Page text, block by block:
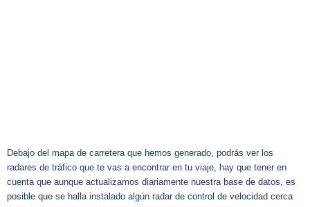
Debajo del mapa de carretera que hemos generado, podrás ver los
radares de tráfico que te vas a encontrar en tu viaje, hay que tener en
cuenta que aunque actualizamos diariamente nuestra base de datos, es
posible que se halla instalado algún radar de control de velocidad cerca